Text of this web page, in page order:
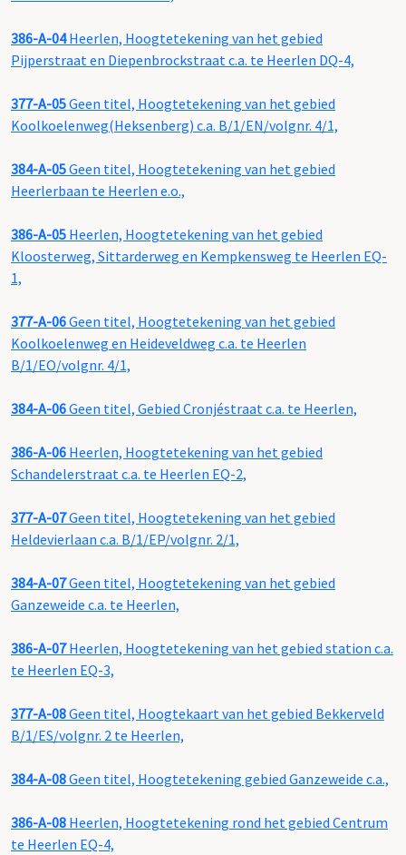
386-A-04Heerlen, Hoogtetekening van het gebied
Pijperstraat en Diepenbrockstraat c.a. te Heerlen DQ-4,
377-A-05Geen titel, Hoogtetekening van het gebied
Koolkoelenweg(Heksenberg) c.a. B/1/EN/volgnr. 4/1,
384-A-05Geen titel, Hoogtetekening van het gebied
Heerlerbaan te Heerlen e.o.,
386-A-05 Heerlen, Hoogtetekening van het gebied
Kloosterweg, Sittarderweg en Kempkensweg te Heerlen EQ-
1,
377-A-06Geen titel, Hoogtetekening van het gebied
Koolkoelenweg en Heideveldweg c.a. te Heerlen
B/1/EO/volgnr. 4/1,
384-A-06Geen titel, Gebied Cronjéstraat c.a. te Heerlen,
386-A-06 Heerlen, Hoogtetekening van het gebied
Schandelerstraat c.a. te Heerlen EQ-2,
377-A-07Geen titel, Hoogtetekening van het gebied
Heldevierlaan c.a. B/1/EP/volgnr. 2/1,
384-A-07Geen titel, Hoogtetekening van het gebied
Ganzeweide c.a. te Heerlen,
386-A-07Heerlen, Hoogtetekening van het gebied station c.a.
te Heerlen EQ-3,
377-A-08Geen titel, Hoogtekaart van het gebied Bekkerveld
B/1/ES/volgnr. 2 te Heerlen,
384-A-08Geen titel, Hoogtetekening gebied Ganzeweide c.a.,
386-A-08 Heerlen, Hoogtetekening rond het gebied Centrum
te Heerlen EQ-4,